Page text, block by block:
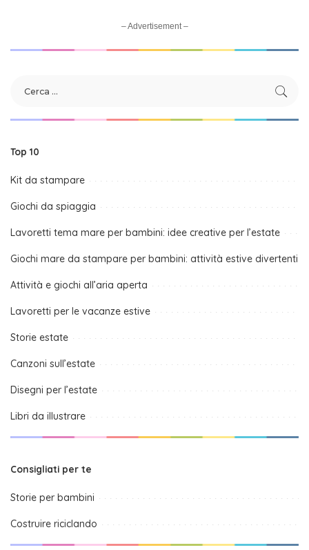
– Advertisement –
Top 10
Kit da stampare
Giochi da spiaggia
Lavoretti tema mare per bambini: idee creative per l’estate
Giochi mare da stampare per bambini: attività estive divertenti
Attività e giochi all’aria aperta
Lavoretti per le vacanze estive
Storie estate
Canzoni sull’estate
Disegni per l’estate
Libri da illustrare
Consigliati per te
Storie per bambini
Costruire riciclando